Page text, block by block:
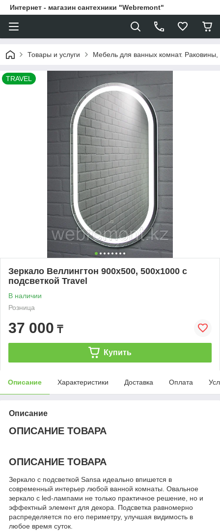
Интернет - магазин сантехники "Webremont"
Товары и услуги Мебель для ванных комнат.
TRAVEL
Зеркало Веллингтон 900х500, 500х1000 с
подсветкой Travel
В наличии
Розница
37 000 ₸
Купить
Описание Характеристики Доставка Оплата
Описание
ОПИСАНИЕ ТОВАРА
ОПИСАНИЕ ТОВАРА
Зеркало с подсветкой Sansa идеально впишется в
современный интерьер любой ванной комнаты. Овальное
зеркало с led-лампами не только практичное решение, но и
эффектный элемент для декора. Подсветка равномерно
распределяется по его периметру, улучшая видимость в
любое время суток.